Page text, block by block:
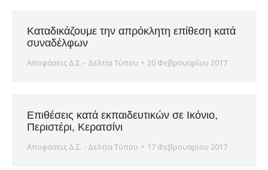
Καταδικάζουμε την απρόκλητη επίθεση κατά
συναδέλφων
Αποφάσεις Δ.Σ. - Δελτία Τύπου 20 Φεβρουαρίου 2017
Επιθέσεις κατά εκπαιδευτικών σε Ικόνιο,
Περιστέρι, Κερατσίνι
Αποφάσεις Δ.Σ. - Δελτία Τύπου 17 Φεβρουαρίου 2017